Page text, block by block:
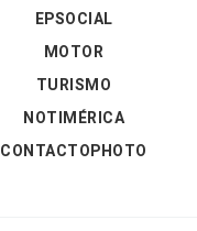
EPSOCIAL
MOTOR
TURISMO
NOTIMÉRICA
CONTACTOPHOTO